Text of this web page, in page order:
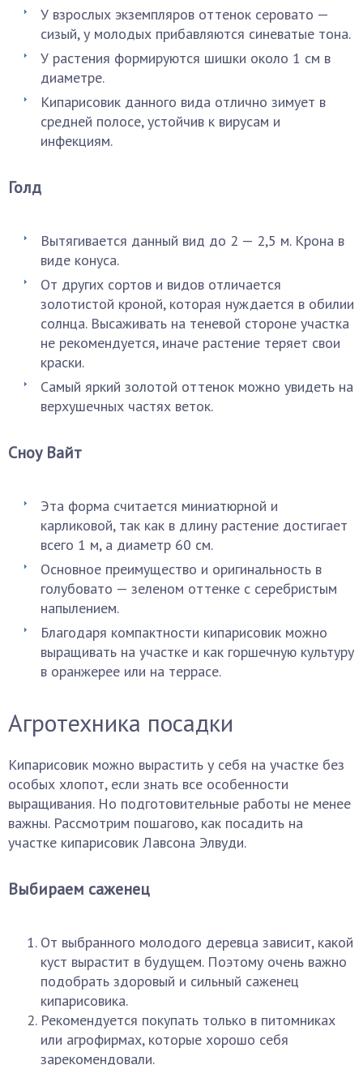
У взрослых экземпляров оттенок серовато —
сизый, у молодых прибавляются синеватые тона.
У растения формируются шишки около 1 см в
диаметре.
Кипарисовик данного вида отлично зимует в
средней полосе, устойчив к вирусам и
инфекциям.
Голд
Вытягивается данный вид до 2 — 2,5 м. Крона в
виде конуса.
От других сортов и видов отличается
золотистой кроной, которая нуждается в обилии
солнца. Высаживать на теневой стороне участка
не рекомендуется, иначе растение теряет свои
краски.
Самый яркий золотой оттенок можно увидеть на
верхушечных частях веток.
Сноу Вайт
Эта форма считается миниатюрной и
карликовой, так как в длину растение достигает
всего 1 м, а диаметр 60 см.
Основное преимущество и оригинальность в
голубовато — зеленом оттенке с серебристым
напылением.
Благодаря компактности кипарисовик можно
выращивать на участке и как горшечную культуру
в оранжерее или на террасе.
Агротехника посадки
Кипарисовик можно вырастить у себя на участке без
особых хлопот, если знать все особенности
выращивания. Но подготовительные работы не менее
важны. Рассмотрим пошагово, как посадить на
участке кипарисовик Лавсона Элвуди.
Выбираем саженец
От выбранного молодого деревца зависит, какой
куст вырастит в будущем. Поэтому очень важно
подобрать здоровый и сильный саженец
кипарисовика.
Рекомендуется покупать только в питомниках
или агрофирмах, которые хорошо себя
зарекомендовали.